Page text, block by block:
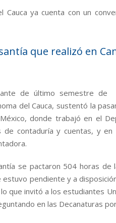
ya cuenta con un
que realizó en
de último semestre de
del Cauca, sustentó la
donde trabajó en el
contaduría y cuentas, y en
se pactaron 504 horas de
pendiente y a
que invitó a los estudiantes
en las Decanaturas